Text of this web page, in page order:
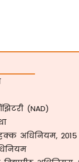
(NAD)
अधिनियम, 2015